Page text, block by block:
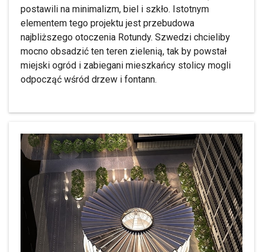
postawili na minimalizm, biel i szkło. Istotnym
elementem tego projektu jest przebudowa
najbliższego otoczenia Rotundy. Szwedzi chcieliby
mocno obsadzić ten teren zielenią, tak by powstał
miejski ogród i zabiegani mieszkańcy stolicy mogli
odpocząć wśród drzew i fontann.